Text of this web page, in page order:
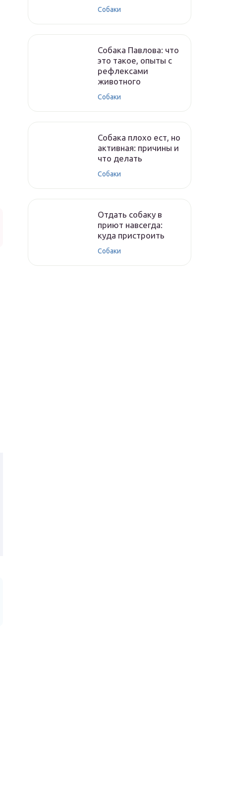
Собаки
Собака Павлова: что
это такое, опыты с
рефлексами
животного
Собаки
Собака плохо ест, но
активная: причины и
что делать
Собаки
Отдать собаку в
приют навсегда:
куда пристроить
Собаки